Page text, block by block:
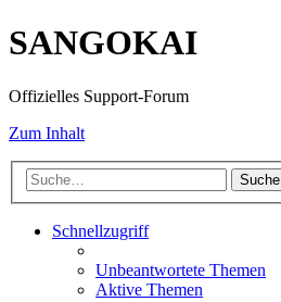
SANGOKAI
Offizielles Support-Forum
Zum Inhalt
Suche
Schnellzugriff
Unbeantwortete Themen
Aktive Themen